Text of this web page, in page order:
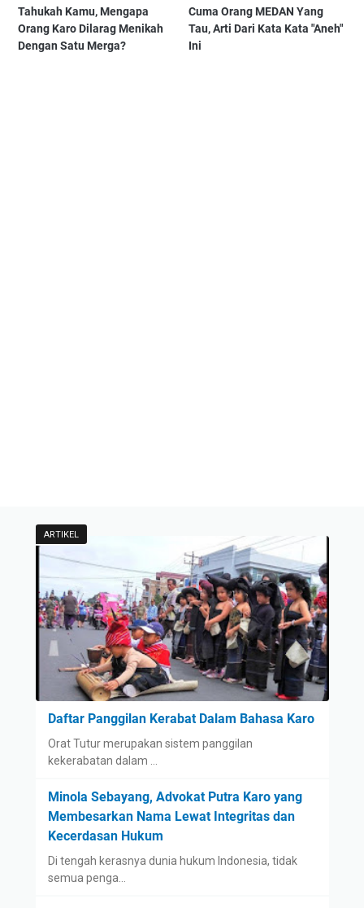
Tahukah Kamu, Mengapa
Orang Karo Dilarag Menikah
Dengan Satu Merga?
Cuma Orang MEDAN Yang
Tau, Arti Dari Kata Kata "Aneh"
Ini
ARTIKEL
Daftar Panggilan Kerabat Dalam Bahasa Karo
Orat Tutur merupakan sistem panggilan
kekerabatan dalam …
Minola Sebayang, Advokat Putra Karo yang
Membesarkan Nama Lewat Integritas dan
Kecerdasan Hukum
Di tengah kerasnya dunia hukum Indonesia, tidak
semua penga…